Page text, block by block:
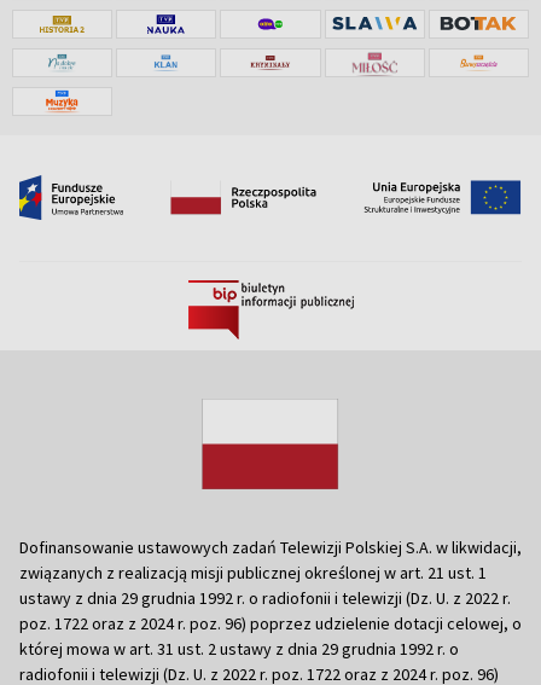
Dofinansowanie ustawowych zadań Telewizji Polskiej S.A. w likwidacji,
związanych z realizacją misji publicznej określonej w art. 21 ust. 1
ustawy z dnia 29 grudnia 1992 r. o radiofonii i telewizji (Dz. U. z 2022 r.
poz. 1722 oraz z 2024 r. poz. 96) poprzez udzielenie dotacji celowej, o
której mowa w art. 31 ust. 2 ustawy z dnia 29 grudnia 1992 r. o
radiofonii i telewizji (Dz. U. z 2022 r. poz. 1722 oraz z 2024 r. poz. 96)